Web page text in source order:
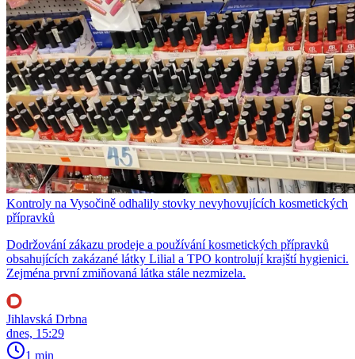
Kontroly na Vysočině odhalily stovky nevyhovujících kosmetických
přípravků
Dodržování zákazu prodeje a používání kosmetických přípravků
obsahujících zakázané látky Lilial a TPO kontrolují krajští hygienici.
Zejména první zmiňovaná látka stále nezmizela.
Jihlavská Drbna
dnes, 15:29
1 min